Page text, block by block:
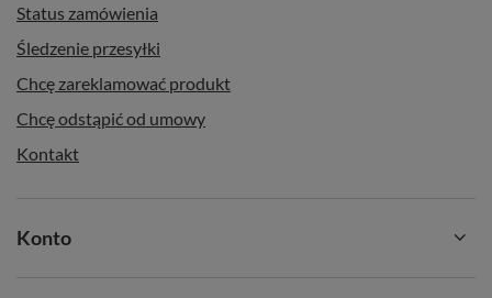
Status zamówienia
Śledzenie przesyłki
Chcę zareklamować produkt
Chcę odstąpić od umowy
Kontakt
Konto